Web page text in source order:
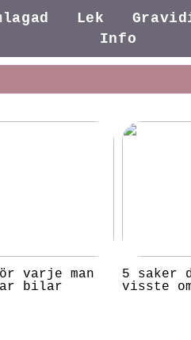
Lek
Info
varje man
bilar
5 saker
visste